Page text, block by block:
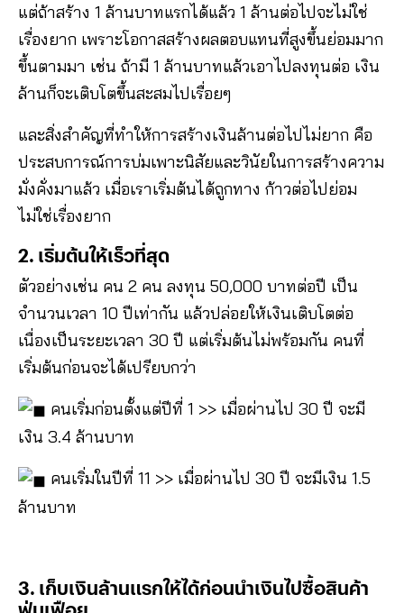
แต่ถ้าสร้าง 1 ล้านบาทแรกได้แล้ว 1 ล้านต่อไปจะไม่ใช่
เรื่องยาก เพราะโอกาสสร้างผลตอบแทนที่สูงขึ้นย่อมมาก
ขึ้นตามมา เช่น ถ้ามี 1 ล้านบาทแล้วเอาไปลงทุนต่อ เงิน
ล้านก็จะเติบโตขึ้นสะสมไปเรื่อยๆ
และสิ่งสำคัญที่ทำให้การสร้างเงินล้านต่อไปไม่ยาก คือ
ประสบการณ์การบ่มเพาะนิสัยและวินัยในการสร้างความ
มั่งคั่งมาแล้ว เมื่อเราเริ่มต้นได้ถูกทาง ก้าวต่อไปย่อม
ไม่ใช่เรื่องยาก
2. เริ่มต้นให้เร็วที่สุด
ตัวอย่างเช่น คน 2 คน ลงทุน 50,000 บาทต่อปี เป็น
จำนวนเวลา 10 ปีเท่ากัน แล้วปล่อยให้เงินเติบโตต่อ
เนื่องเป็นระยะเวลา 30 ปี แต่เริ่มต้นไม่พร้อมกัน คนที่
เริ่มต้นก่อนจะได้เปรียบกว่า
คนเริ่มก่อนตั้งแต่ปีที่ 1 >> เมื่อผ่านไป 30 ปี จะมี
เงิน 3.4 ล้านบาท
คนเริ่มในปีที่ 11 >> เมื่อผ่านไป 30 ปี จะมีเงิน 1.5
ล้านบาท
3. เก็บเงินล้านแรกให้ได้ก่อนนำเงินไปซื้อสินค้า